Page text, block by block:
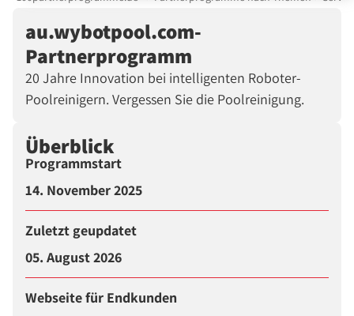
au.wybotpool.com-
Partnerprogramm
20 Jahre Innovation bei intelligenten Roboter-
Poolreinigern. Vergessen Sie die Poolreinigung.
Überblick
Programmstart
14. November 2025
Zuletzt geupdatet
05. August 2026
Webseite für Endkunden